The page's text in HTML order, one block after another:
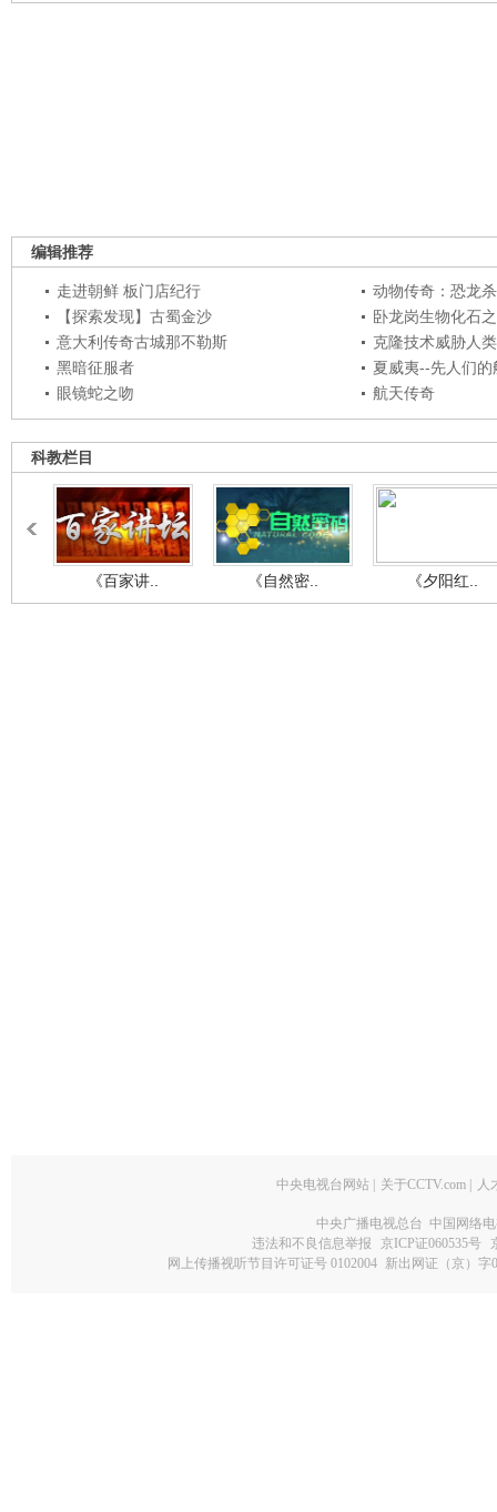
编辑推荐
走进朝鲜 板门店纪行
动物传奇：恐龙
【探索发现】古蜀金沙
卧龙岗生物化石
意大利传奇古城那不勒斯
克隆技术威胁人
黑暗征服者
夏威夷--先人们的
眼镜蛇之吻
航天传奇
科教栏目
《百家讲.. 《自然密.. 《夕阳红..
中央电视台网站 关于CCTV.com 人
中央广播电视总台 中国网络
违法和不良信息举报
京ICP证060535号
网上传播视听节目许可证号 0102004 新出网证（京）